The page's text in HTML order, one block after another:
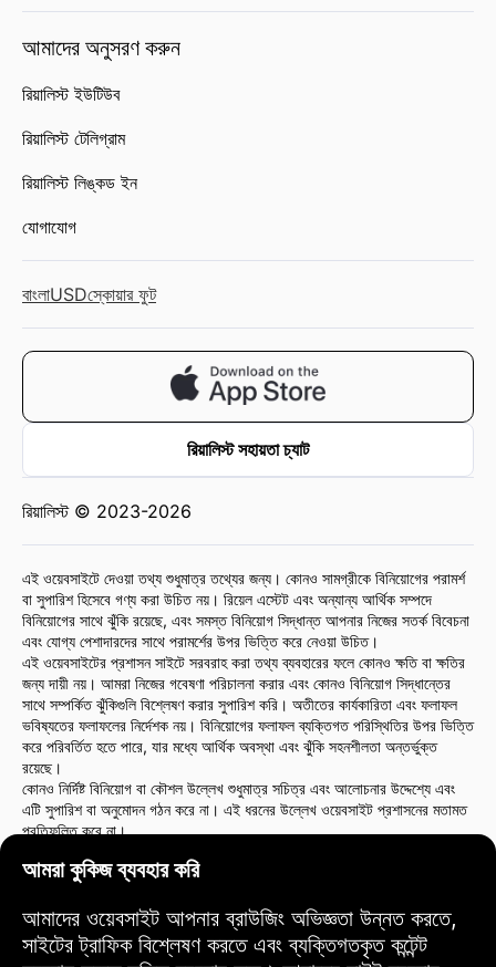
আমরা কুকিজ ব্যবহার করি
আমাদের ওয়েবসাইট আপনার ব্রাউজিং অভিজ্ঞতা উন্নত করতে,
সাইটের ট্রাফিক বিশ্লেষণ করতে এবং ব্যক্তিগতকৃত কন্টেন্ট
আমাদের অনুসরণ করুন
রিয়ালিস্ট ইউটিউব
রিয়ালিস্ট টেলিগ্রাম
রিয়ালিস্ট লিঙ্কড ইন
যোগাযোগ
বাংলাUSDস্কোয়ার ফুট
রিয়ালিস্ট সহায়তা চ্যাট
রিয়ালিস্ট © 2023-2026
এই ওয়েবসাইটে দেওয়া তথ্য শুধুমাত্র তথ্যের জন্য। কোনও সামগ্রীকে বিনিয়োগের পরামর্শ
বা সুপারিশ হিসেবে গণ্য করা উচিত নয়। রিয়েল এস্টেট এবং অন্যান্য আর্থিক সম্পদে
বিনিয়োগের সাথে ঝুঁকি রয়েছে, এবং সমস্ত বিনিয়োগ সিদ্ধান্ত আপনার নিজের সতর্ক বিবেচনা
এবং যোগ্য পেশাদারদের সাথে পরামর্শের উপর ভিত্তি করে নেওয়া উচিত।
এই ওয়েবসাইটের প্রশাসন সাইটে সরবরাহ করা তথ্য ব্যবহারের ফলে কোনও ক্ষতি বা ক্ষতির
জন্য দায়ী নয়। আমরা নিজের গবেষণা পরিচালনা করার এবং কোনও বিনিয়োগ সিদ্ধান্তের
সাথে সম্পর্কিত ঝুঁকিগুলি বিশ্লেষণ করার সুপারিশ করি। অতীতের কার্যকারিতা এবং ফলাফল
ভবিষ্যতের ফলাফলের নির্দেশক নয়। বিনিয়োগের ফলাফল ব্যক্তিগত পরিস্থিতির উপর ভিত্তি
করে পরিবর্তিত হতে পারে, যার মধ্যে আর্থিক অবস্থা এবং ঝুঁকি সহনশীলতা অন্তর্ভুক্ত
রয়েছে।
কোনও নির্দিষ্ট বিনিয়োগ বা কৌশল উল্লেখ শুধুমাত্র সচিত্র এবং আলোচনার উদ্দেশ্যে এবং
এটি সুপারিশ বা অনুমোদন গঠন করে না। এই ধরনের উল্লেখ ওয়েবসাইট প্রশাসনের মতামত
প্রতিফলিত করে না।
সাথে পরামর্শ করার সুপারিশ করি। আপনি আপনার বিনিয়োগের কর্মকাণ্ড এবং সংশ্লিষ্ট ঝুঁকির
এই ওয়েবসাইটটি ব্যবহার করে, আপনি সম্মত হন যে ওয়েবসাইট প্রশাসন সাইটে প্রদত্ত
তথ্য ব্যবহারের ফলে কোনও সরাসরি বা পরোক্ষ ক্ষতি বা ক্ষতির জন্য দায়ী নয়।
বিনিয়োগের সিদ্ধান্ত নেওয়ার সময় সতর্কতা এবং যত্ন প্রয়োগ করুন।